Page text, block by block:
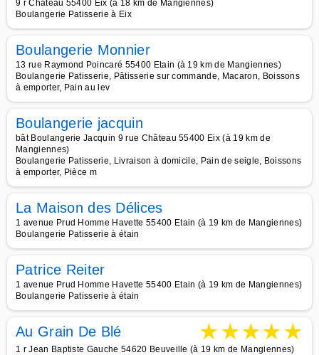
9 r Château 55400 Eix (à 18 km de Mangiennes)
Boulangerie Patisserie à Eix
Boulangerie Monnier
13 rue Raymond Poincaré 55400 Etain (à 19 km de Mangiennes)
Boulangerie Patisserie, Pâtisserie sur commande, Macaron, Boissons
à emporter, Pain au lev
Boulangerie jacquin
bât Boulangerie Jacquin 9 rue Château 55400 Eix (à 19 km de
Mangiennes)
Boulangerie Patisserie, Livraison à domicile, Pain de seigle, Boissons
à emporter, Pièce m
La Maison des Délices
1 avenue Prud Homme Havette 55400 Etain (à 19 km de Mangiennes)
Boulangerie Patisserie à étain
Patrice Reiter
1 avenue Prud Homme Havette 55400 Etain (à 19 km de Mangiennes)
Boulangerie Patisserie à étain
Au Grain De Blé ★★★★★
1 r Jean Baptiste Gauche 54620 Beuveille (à 19 km de Mangiennes)